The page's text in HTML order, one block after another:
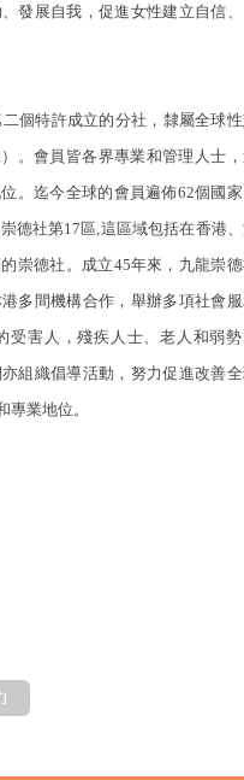
發展自我 ， 促進女性建立自信
個特許成立的分社 ， 隸屬全球
）。會員皆各界專業和管理人士 ，
。迄今全球的會員遍佈62個國家
德社第17區,這區域包括在香港
崇德社。成立45年來 ， 九龍崇
多間機構合作 ， 舉辦多項社會
受害人 ，殘疾人士、老人和弱
組織倡導活動 ， 努力促進改善
業地位。